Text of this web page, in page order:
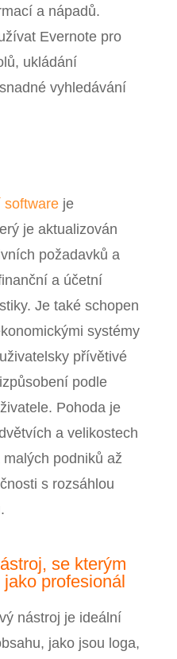
a nápadů.
Evernote pro
ukládání
vyhledávání
software je
je aktualizován
požadavků a
a účetní
Je také schopen
systémy
přívětivé
podle
Pohoda je
a velikostech
podniků až
s rozsáhlou
se kterým
profesionál
nástroj je ideální
jako jsou loga,